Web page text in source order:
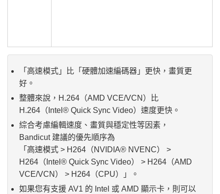
「高速模式」比「硬體加速編碼器」更快，畫質更
好。
整體來說，H.264（AMD VCE/VCN）比
H.264（Intel® Quick Sync Video）速度更快。
綜合考慮編輯速度、畫質與穩定性等因素，
Bandicut 建議的優先順序為
「高速模式 > H264（NVIDIA® NVENC） >
H264（Intel® Quick Sync Video） > H264（AMD
VCE/VCN） > H264（CPU）」。
如果您有支援 AV1 的 Intel 或 AMD 顯示卡，則可以